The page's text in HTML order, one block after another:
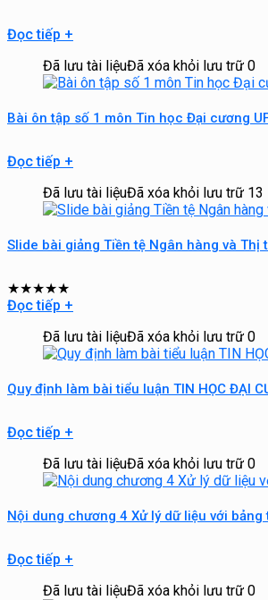
Đọc tiếp +
Đã lưu tài liệuĐã xóa khỏi lưu trữ 0
Bài ôn tập số 1 môn Tin học Đại cương
Đọc tiếp +
Đã lưu tài liệuĐã xóa khỏi lưu trữ 13
Slide bài giảng Tiền tệ Ngân hàng và Thị
★★★★★
Đọc tiếp +
Đã lưu tài liệuĐã xóa khỏi lưu trữ 0
Quy định làm bài tiểu luận TIN HỌC ĐẠI
Đọc tiếp +
Đã lưu tài liệuĐã xóa khỏi lưu trữ 0
Nội dung chương 4 Xử lý dữ liệu với
Đọc tiếp +
Đã lưu tài liệuĐã xóa khỏi lưu trữ 0